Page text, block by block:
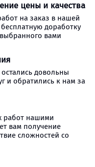
цены и качества
на заказ в нашей
доработку
вами
довольны
и обратились к нам за
работ нашими
вам получение
сложностей со